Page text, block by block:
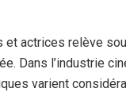
actrices relève
Dans l’industrie
varient